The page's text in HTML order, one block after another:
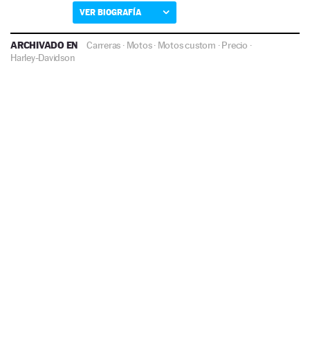
VER BIOGRAFÍA
ARCHIVADO EN Carreras · Motos· Motos custom ·Precio ·
Harley-Davidson